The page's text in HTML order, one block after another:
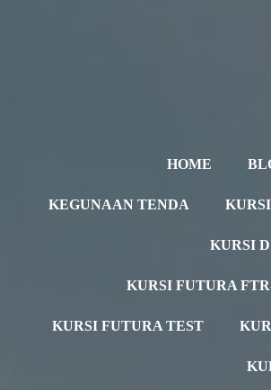
HOME
KEGUNAAN TENDA
KURSI
KURSI FUTURA
KURSI FUTURA TEST